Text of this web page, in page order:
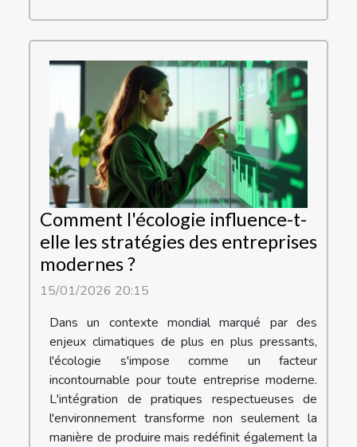
Comment l'écologie influence-t-
elle les stratégies des entreprises
modernes ?
15/01/2026 20:15
Dans un contexte mondial marqué par des
enjeux climatiques de plus en plus pressants,
l'écologie s'impose comme un facteur
incontournable pour toute entreprise moderne.
L'intégration de pratiques respectueuses de
l'environnement transforme non seulement la
manière de produire mais redéfinit également la